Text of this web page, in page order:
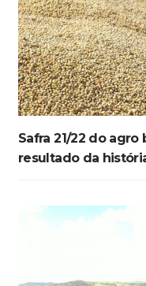
Safra 21/22 do
resultado da